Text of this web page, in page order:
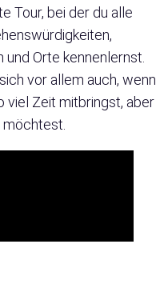
Tour, bei der du alle
und Orte kennenlernst.
vor allem auch, wenn
viel Zeit mitbringst, aber